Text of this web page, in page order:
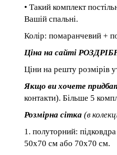
• Такий комплект
Вашій спальні.
Колір: помаранчевий +
Ціна на сайті
Ціни на решту розмірів
Якщо ви хочете
контакти). Більше 5
Розмірна сітка (в
1. полуторний:
50x70 см або 70x70 см.